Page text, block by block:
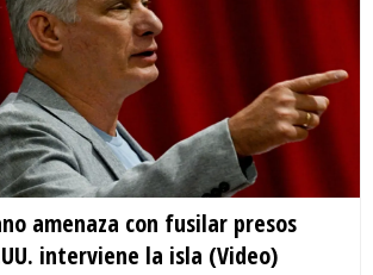
amenaza con fusilar presos
interviene la isla (Video)